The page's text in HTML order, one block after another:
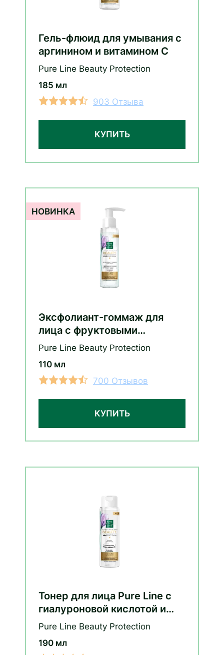
Гель-флюид для умывания с
аргинином и витамином С
Pure Line Beauty Protection
185 мл
903 Отзыва
КУПИТЬ
Эксфолиант-гоммаж для
лица c фруктовыми
кислотами
Pure Line Beauty Protection
110 мл
700 Отзывов
КУПИТЬ
Тонер для лица Pure Line с
гиалуроновой кислотой и
витамином С
Pure Line Beauty Protection
190 мл